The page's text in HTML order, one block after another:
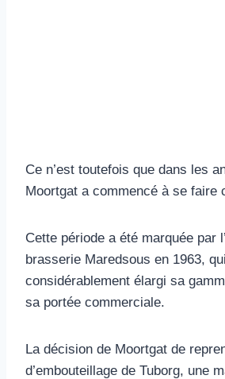
Ce n’est toutefois que dans les
Moortgat a commencé à se faire
Cette période a été marquée par
brasserie Maredsous en 1963,
considérablement élargi sa
sa portée commerciale.
La décision de Moortgat de
d’embouteillage de Tuborg, une